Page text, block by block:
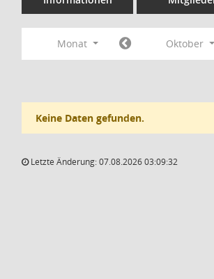
Monat Oktober
Keine Daten gefunden.
Letzte Änderung: 07.08.2026 03:09:32